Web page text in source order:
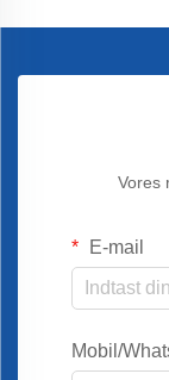
Vores
E-mail
Mobil/